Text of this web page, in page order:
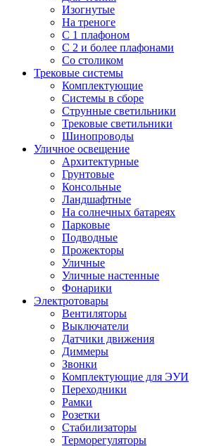
Изогнутые
На треноге
С 1 плафоном
С 2 и более плафонами
Со столиком
Трековые системы
Комплектующие
Системы в сборе
Струнные светильники
Трековые светильники
Шинопроводы
Уличное освещение
Архитектурные
Грунтовые
Консольные
Ландшафтные
На солнечных батареях
Парковые
Подводные
Прожекторы
Уличные
Уличные настенные
Фонарики
Электротовары
Вентиляторы
Выключатели
Датчики движения
Диммеры
Звонки
Комплектующие для ЭУИ
Переходники
Рамки
Розетки
Стабилизаторы
Терморегуляторы